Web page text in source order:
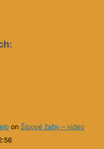
on Šípové žaby – video